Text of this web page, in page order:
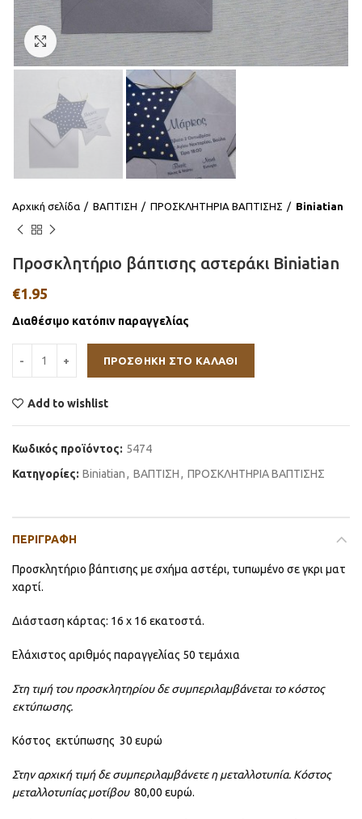
Click to enlarge
Αρχική σελίδα ΒΑΠΤΙΣΗ ΠΡΟΣΚΛΗΤΗΡΙΑ ΒΑΠΤΙΣΗΣ Βiniatian
Προσκλητήριο βάπτισης αστεράκι Biniatian
€1.95
Διαθέσιμο κατόπιν παραγγελίας
ΠΡΟΣΘΉΚΗ ΣΤΟ ΚΑΛΆΘΙ
Add to wishlist
Κωδικός προϊόντος: 5474
Κατηγορίες: Βiniatian, ΒΑΠΤΙΣΗ, ΠΡΟΣΚΛΗΤΗΡΙΑ ΒΑΠΤΙΣΗΣ
ΠΕΡΙΓΡΑΦΉ
Προσκλητήριο βάπτισης με σχήμα αστέρι, τυπωμένο σε γκρι ματ
χαρτί.
Διάσταση κάρτας: 16 x 16 εκατοστά.
Ελάχιστος αριθμός παραγγελίας 50 τεμάχια
Στη τιμή του προσκλητηρίου δε συμπεριλαμβάνεται το κόστος
εκτύπωσης.
Κόστος εκτύπωσης 30 ευρώ
Στην αρχική τιμή δε συμπεριλαμβάνετε η μεταλλοτυπία. Κόστος
μεταλλοτυπίας μοτίβου 80,00 ευρώ.